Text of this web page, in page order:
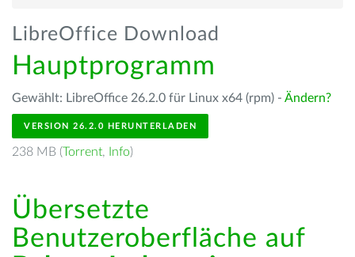
LibreOffice Download
Hauptprogramm
Gewählt: LibreOffice 26.2.0 für Linux x64 (rpm) - Ändern?
VERSION 26.2.0 HERUNTERLADEN
238 MB (Torrent, Info)
Übersetzte
Benutzeroberfläche auf